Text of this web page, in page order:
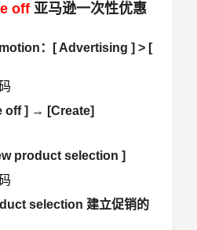
off 亚马逊一次性优惠
：
[ Advertising ] > [
off ] → [Create]
product selection ]
selection 建立促销的